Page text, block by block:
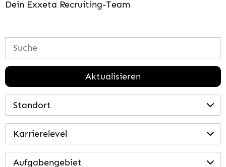
Dein Exxeta Recruiting-Team
Aktualisieren
Standort
Karrierelevel
Aufgabengebiet